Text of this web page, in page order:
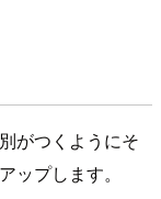
がつくようにそ
ップします。